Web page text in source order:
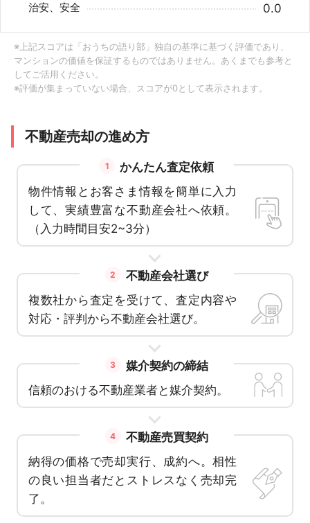
治安、安全 0.0
※上記スコアは「おうちの語り部」独自の基準に基づく評価であり、
マンションの価値を保証するものではありません。あくまでも参考と
してご活用ください。
※評価が集まっていない場合、スコアが0として表示されます。
不動産売却の進め方
1
かんたん査定依頼
物件情報とお客さま情報を簡単に入力
して、実績豊富な不動産会社へ依頼。
（入力時間目安2~3分）
2
不動産会社選び
複数社から査定を受けて、査定内容や
対応・評判から不動産会社選び。
3
媒介契約の締結
信頼のおける不動産業者と媒介契約。
4
不動産売買契約
納得の価格で売却実行、成約へ。相性
の良い担当者だとストレスなく売却完
了。